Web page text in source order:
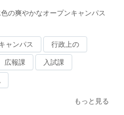
色の爽やかなオープンキャンパス
ャンパス 行政上の
広報課 入試課
もっと見る